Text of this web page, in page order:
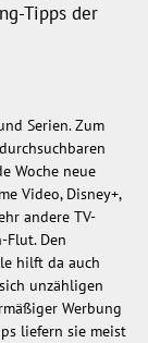
Tipps der
Serien. Zum
Woche neue
Video, Disney+,
andere TV-
Flut. Den
hilft da auch
unzähligen
Werbung
liefern sie meist